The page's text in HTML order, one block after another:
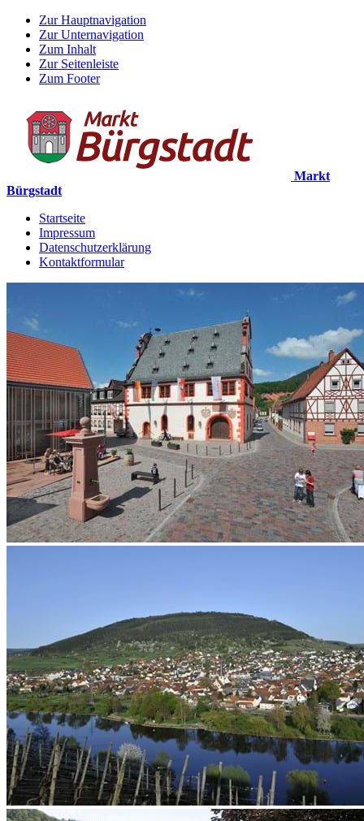
Zur Hauptnavigation
Zur Unternavigation
Zum Inhalt
Zur Seitenleiste
Zum Footer
Markt
Bürgstadt
Startseite
Impressum
Datenschutzerklärung
Kontaktformular